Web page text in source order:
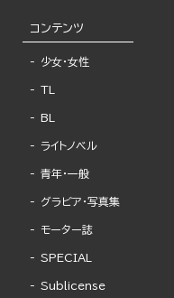
コンテンツ
少女・女性
TL
BL
ライトノベル
青年・一般
グラビア・写真集
モーター誌
SPECIAL
Sublicense